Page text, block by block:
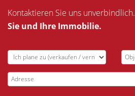
Kontaktieren Sie uns unverbindlich.
Sie und Ihre Immobilie.